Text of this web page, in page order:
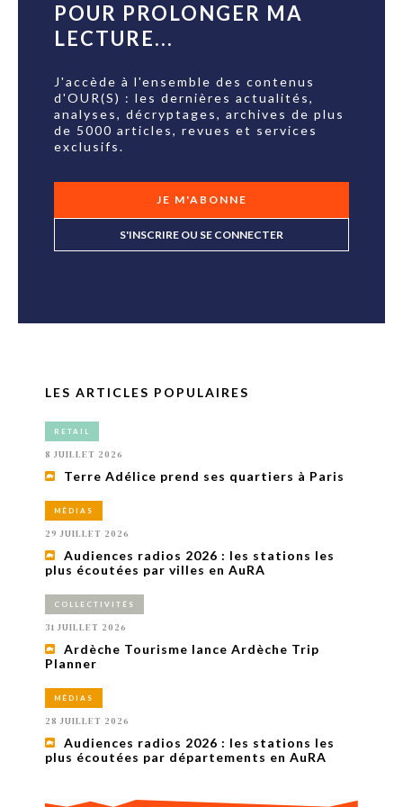
POUR PROLONGER MA
LECTURE...
J'accède à l'ensemble des contenus
d'OUR(S) : les dernières actualités,
analyses, décryptages, archives de plus
de 5000 articles, revues et services
exclusifs.
JE M'ABONNE
S'INSCRIRE OU SE CONNECTER
LES ARTICLES POPULAIRES
RETAIL
8 JUILLET 2026
Terre Adélice prend ses quartiers à Paris
MÉDIAS
29 JUILLET 2026
Audiences radios 2026 : les stations les
plus écoutées par villes en AuRA
COLLECTIVITÉS
31 JUILLET 2026
Ardèche Tourisme lance Ardèche Trip
Planner
MÉDIAS
28 JUILLET 2026
Audiences radios 2026 : les stations les
plus écoutées par départements en AuRA